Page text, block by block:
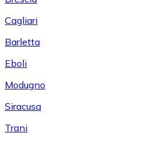
Cagliari
Barletta
Eboli
Modugno
Siracusa
Trani